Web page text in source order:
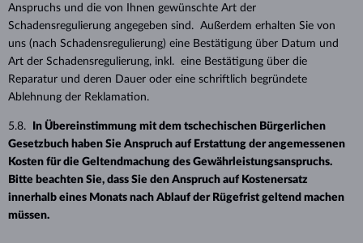
Anspruchs und die von Ihnen gewünschte Art der
Schadensregulierung angegeben sind. Außerdem erhalten Sie von
uns (nach Schadensregulierung) eine Bestätigung über Datum und
Art der Schadensregulierung, inkl. eine Bestätigung über die
Reparatur und deren Dauer oder eine schriftlich begründete
Ablehnung der Reklamation.
5.8.
In Übereinstimmung mit dem tschechischen Bürgerlichen
Gesetzbuch haben Sie Anspruch auf Erstattung der angemessenen
Kosten für die Geltendmachung des Gewährleistungsanspruchs.
Bitte beachten Sie, dass Sie den Anspruch auf Kostenersatz
innerhalb eines Monats nach Ablauf der Rügefrist geltend machen
müssen.